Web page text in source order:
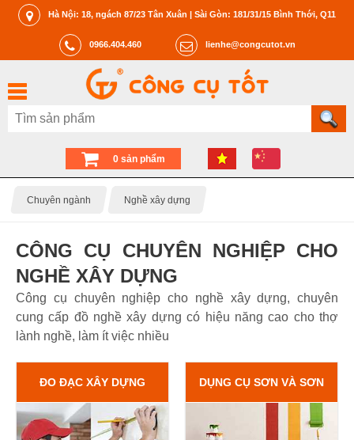
Hà Nội: 18, ngách 87/23 Tân Xuân | Sài Gòn: 181/31/15 Bình Thới, Q11
0966.404.460 lienhe@congcutot.vn
0 sản phẩm
Chuyên ngành Nghề xây dựng
CÔNG CỤ CHUYÊN NGHIỆP CHO
NGHỀ XÂY DỰNG
Công cụ chuyên nghiệp cho nghề xây dựng, chuyên
cung cấp đồ nghề xây dựng có hiệu năng cao cho thợ
lành nghề, làm ít việc nhiều
ĐO ĐẠC XÂY DỰNG DỤNG CỤ SƠN VÀ SƠN